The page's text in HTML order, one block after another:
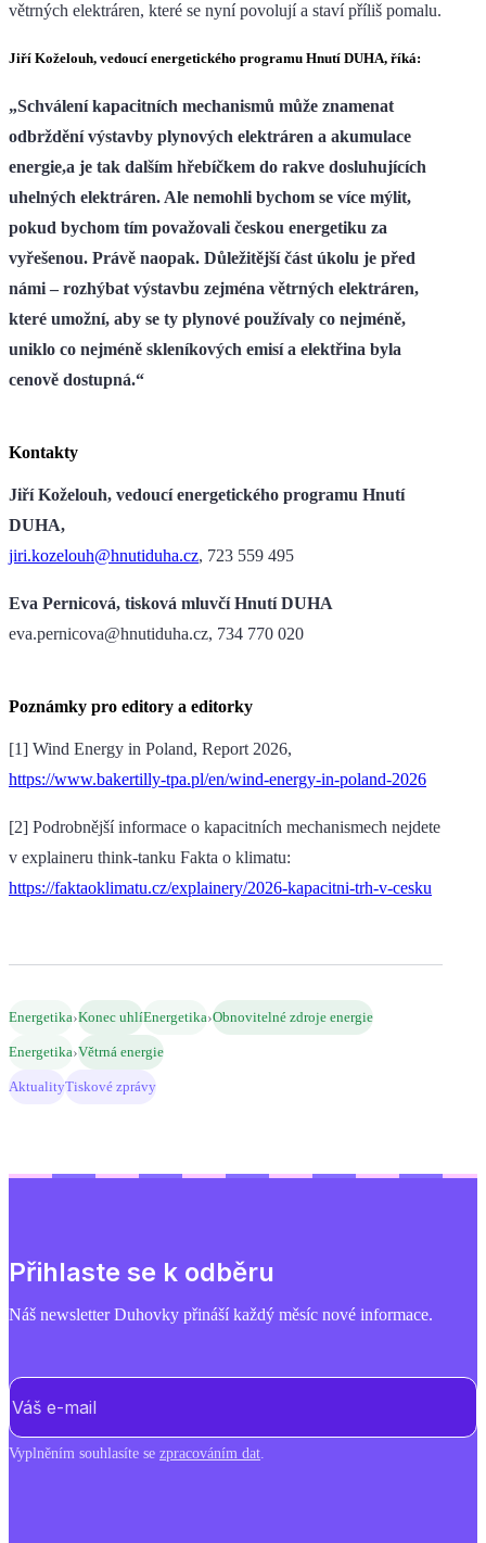
větrných elektráren, které se nyní povolují a staví příliš pomalu.
Jiří Koželouh, vedoucí energetického programu Hnutí DUHA, říká:
„Schválení kapacitních mechanismů může znamenat
odbrždění výstavby plynových elektráren a akumulace
energie,a je tak dalším hřebíčkem do rakve dosluhujících
uhelných elektráren. Ale nemohli bychom se více mýlit,
pokud bychom tím považovali českou energetiku za
vyřešenou. Právě naopak. Důležitější část úkolu je před
námi – rozhýbat výstavbu zejména větrných elektráren,
které umožní, aby se ty plynové používaly co nejméně,
uniklo co nejméně skleníkových emisí a elektřina byla
cenově dostupná.“
Kontakty
Jiří Koželouh, vedoucí energetického programu Hnutí
DUHA,
jiri.kozelouh@hnutiduha.cz, 723 559 495
Eva Pernicová, tisková mluvčí Hnutí DUHA
eva.pernicova@hnutiduha.cz, 734 770 020
Poznámky pro editory a editorky
[1] Wind Energy in Poland, Report 2026,
https://www.bakertilly-tpa.pl/en/wind-energy-in-poland-2026
[2] Podrobnější informace o kapacitních mechanismech nejdete
v explaineru think-tanku Fakta o klimatu:
https://faktaoklimatu.cz/explainery/2026-kapacitni-trh-v-cesku
Energetika›Konec uhlíEnergetika›Obnovitelné zdroje energie
Energetika›Větrná energie
AktualityTiskové zprávy
Přihlaste se k odběru
Náš newsletter Duhovky přináší každý měsíc nové informace.
E-mail
Vyplněním souhlasíte se zpracováním dat.